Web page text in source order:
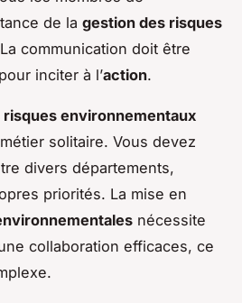
de la gestion des risques
communication doit être
inciter à l’action.
environnementaux
solitaire. Vous devez
divers départements,
priorités. La mise en
nécessite
collaboration efficaces, ce